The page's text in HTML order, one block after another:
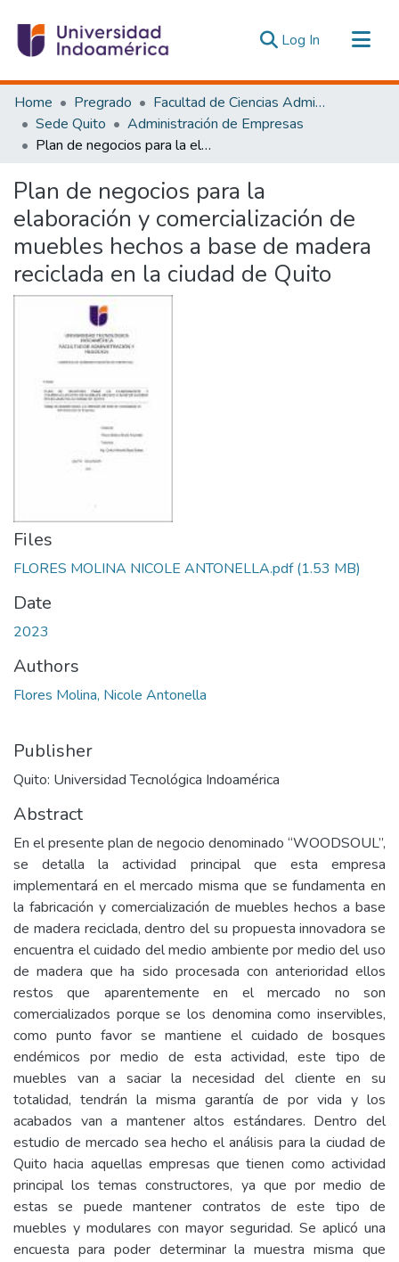
Log In (current)
Communities & Collections
All of DSpace
Statistics
Home Pregrado
Facultad de Ciencias Administrativas y Económicas
Sede Quito
Administración de Empresas
Plan de negocios para la elaboración y comercialización de muebles hechos a base de madera reciclada en la ciudad de Quito
Plan de negocios para la
elaboración y comercialización de
muebles hechos a base de madera
reciclada en la ciudad de Quito
Files
FLORES MOLINA NICOLE ANTONELLA.pdf(1.53 MB)
Date
2023
Authors
Flores Molina, Nicole Antonella
Publisher
Quito: Universidad Tecnológica Indoamérica
Abstract
En el presente plan de negocio denominado “WOODSOUL”,
se detalla la actividad principal que esta empresa
implementará en el mercado misma que se fundamenta en
la fabricación y comercialización de muebles hechos a base
de madera reciclada, dentro del su propuesta innovadora se
encuentra el cuidado del medio ambiente por medio del uso
de madera que ha sido procesada con anterioridad ellos
restos que aparentemente en el mercado no son
comercializados porque se los denomina como inservibles,
como punto favor se mantiene el cuidado de bosques
endémicos por medio de esta actividad, este tipo de
muebles van a saciar la necesidad del cliente en su
totalidad, tendrán la misma garantía de por vida y los
acabados van a mantener altos estándares. Dentro del
estudio de mercado sea hecho el análisis para la ciudad de
Quito hacia aquellas empresas que tienen como actividad
principal los temas constructores, ya que por medio de
estas se puede mantener contratos de este tipo de
muebles y modulares con mayor seguridad. Se aplicó una
encuesta para poder determinar la muestra misma que